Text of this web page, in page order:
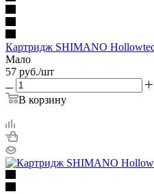
Картридж SHIMANO
Мало
57 руб./шт
В корзину